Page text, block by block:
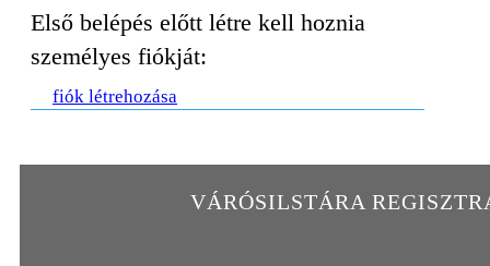
Első belépés előtt létre kell hoznia
személyes fiókját:
fiók létrehozása
VÁRÓSILSTÁRA